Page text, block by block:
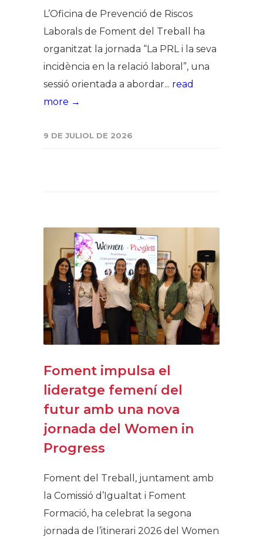
L’Oficina de Prevenció de Riscos
Laborals de Foment del Treball ha
organitzat la jornada “La PRL i la seva
incidència en la relació laboral”, una
sessió orientada a abordar... read
more →
9 DE JULIOL DE 2026
Foment impulsa el
lideratge femení del
futur amb una nova
jornada del Women in
Progress
Foment del Treball, juntament amb
la Comissió d’Igualtat i Foment
Formació, ha celebrat la segona
jornada de l’itinerari 2026 del Women